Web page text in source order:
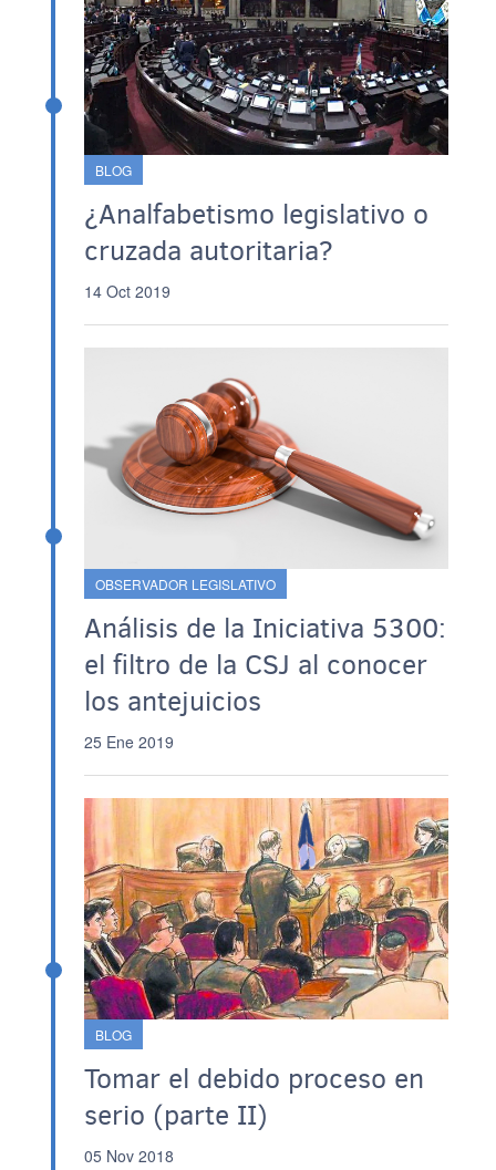
BLOG
¿Analfabetismo legislativo o
cruzada autoritaria?
14 Oct 2019
OBSERVADOR LEGISLATIVO
Análisis de la Iniciativa 5300:
el filtro de la CSJ al conocer
los antejuicios
25 Ene 2019
BLOG
Tomar el debido proceso en
serio (parte II)
05 Nov 2018